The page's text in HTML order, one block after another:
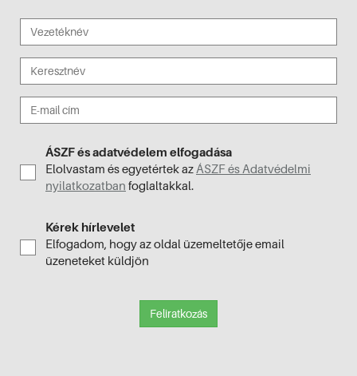
ÁSZF és adatvédelem elfogadása
Elolvastam és egyetértek az ÁSZF és Adatvédelmi
nyilatkozatban foglaltakkal.
Kérek hírlevelet
Elfogadom, hogy az oldal üzemeltetője email
üzeneteket küldjön
Feliratkozás